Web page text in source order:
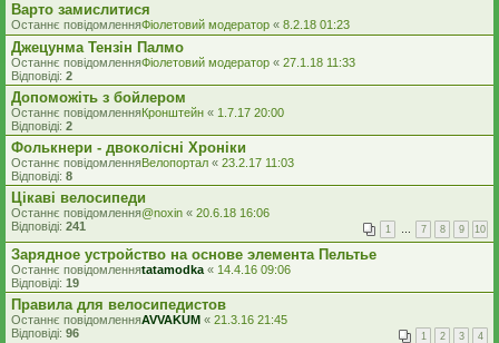
Варто замислитися
Останнє повідомленняФіолетовий модератор « 8.2.18 01:23
Джецунма Тензін Палмо
Останнє повідомленняФіолетовий модератор « 27.1.18 11:33
Відповіді: 2
Допоможіть з бойлером
Останнє повідомленняКронштейн « 1.7.17 20:00
Відповіді: 2
Фолькнери - двоколісні Хроніки
Останнє повідомленняВелопортал « 23.2.17 11:03
Відповіді: 8
Цікаві велосипеди
Останнє повідомлення@noxin « 20.6.18 16:06
Відповіді: 241 1 … 7 8 9 10
Зарядное устройство на основе элемента Пельтье
Останнє повідомленняtatamodka « 14.4.16 09:06
Відповіді: 19
Правила для велосипедистов
Останнє повідомленняAVVAKUM « 21.3.16 21:45
Відповіді: 96 1 2 3 4